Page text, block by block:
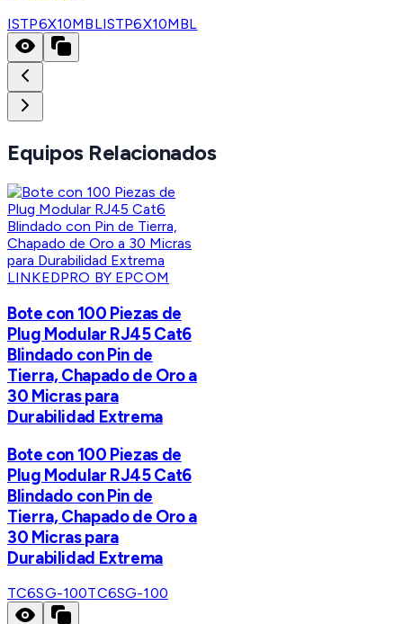
ISTP6X10MBLISTP6X10MBL
Equipos Relacionados
LINKEDPRO BY EPCOM
Bote con 100 Piezas de
Plug Modular RJ45 Cat6
Blindado con Pin de
Tierra, Chapado de Oro a
30 Micras para
Durabilidad Extrema
Bote con 100 Piezas de
Plug Modular RJ45 Cat6
Blindado con Pin de
Tierra, Chapado de Oro a
30 Micras para
Durabilidad Extrema
TC6SG-100TC6SG-100